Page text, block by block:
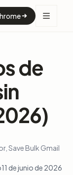
de
Save Bulk Gmail
11 de junio de 2026